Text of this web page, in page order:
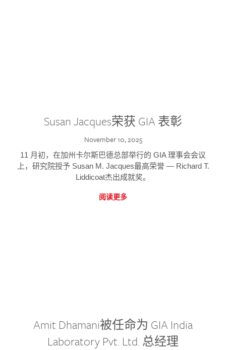
Susan Jacques荣获 GIA 表彰
November 10, 2025
11 月初，在加州卡尔斯巴德总部举行的 GIA 理事会会议
上，研究院授予 Susan M. Jacques最高荣誉 — Richard T.
Liddicoat杰出成就奖。
阅读更多
Amit Dhamani被任命为 GIA India
Laboratory Pvt. Ltd. 总经理